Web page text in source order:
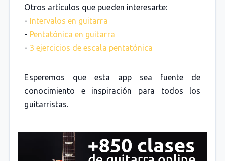
Otros artículos que pueden interesarte:
- Intervalos en guitarra
- Pentatónica en guitarra
- 3 ejercicios de escala pentatónica
Esperemos que esta app sea fuente de
conocimiento e inspiración para todos los
guitarristas.